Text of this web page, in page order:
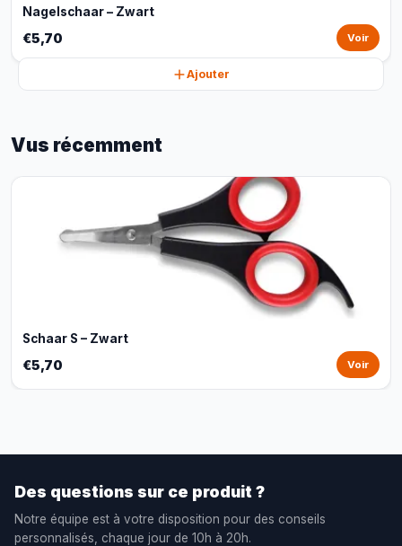
Nagelschaar – Zwart
€5,70 Voir
Ajouter
Vus récemment
Schaar S – Zwart
€5,70 Voir
Des questions sur ce produit ?
Notre équipe est à votre disposition pour des conseils
personnalisés, chaque jour de 10h à 20h.